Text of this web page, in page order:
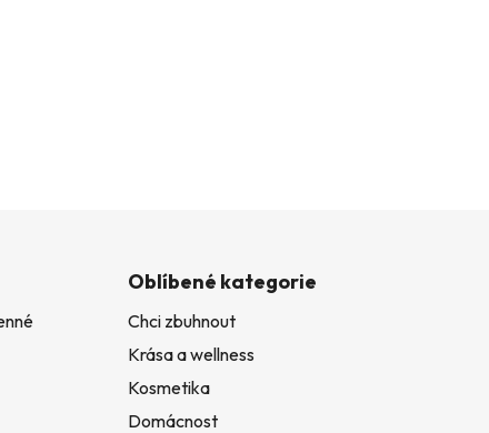
Oblíbené kategorie
Chci zbuhnout
Krása a wellness
Kosmetika
Domácnost